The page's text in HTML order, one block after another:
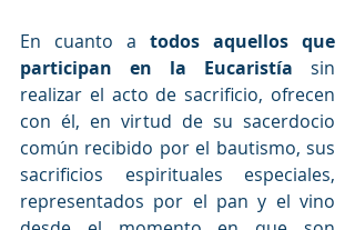
En cuanto a todos aquellos que
participan en la Eucaristía sin
realizar el acto de sacrificio, ofrecen
con él, en virtud de su sacerdocio
común recibido por el bautismo, sus
sacrificios espirituales especiales,
representados por el pan y el vino